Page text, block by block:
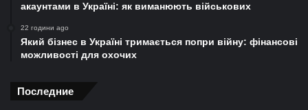
акаунтами в Україні: як виманюють військових
22 години ago
Який бізнес в Україні тримається попри війну: фінансові
можливості для охочих
Последние